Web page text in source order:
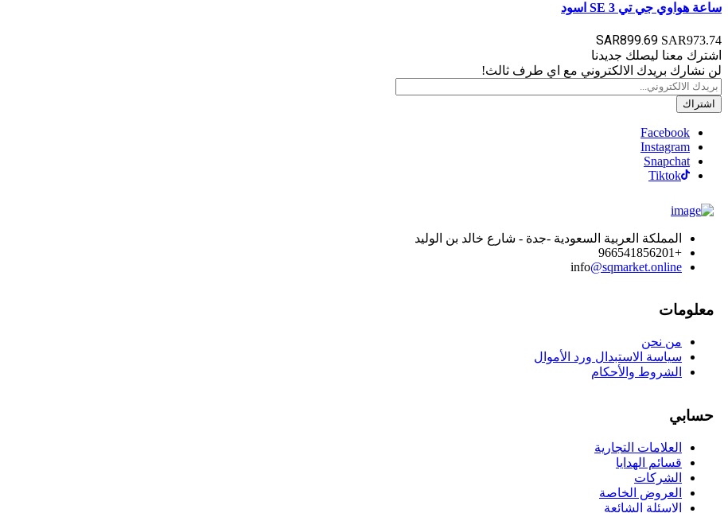
ساعة هواوي جي تي 3 SE اسود
SAR899.69 SAR973.74
اشترك معنا ليصلك جديدنا
لن نشارك بريدك الالكتروني مع اي طرف ثالث!
اشتراك
Facebook
Instagram
Snapchat
Tiktok
المملكة العربية السعودية -جدة - شارع خالد بن الوليد
+966541856201
info@sqmarket.online
معلومات
من نحن
سياسة الاستبدال ورد الأموال
الشروط والأحكام
حسابي
العلامات التجارية
قسائم الهدايا
الشركات
العروض الخاصة
الاسئلة الشائعة